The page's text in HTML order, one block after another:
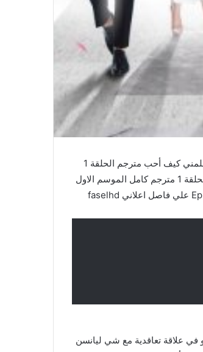
مشاهدة وتحميل جميع حلقات مسلسل Time Teaches Me to Love الوقت علمني كيف أحب مترجم الحلقة 1
بالجودة عالية باكثر من سيرفر وتقرير شامل مسلسل الوقت علمني كيف أحب الحلقة 1 مترجم كامل الموسم الاول
في علاقة تعاقدية مع شي ليانسن